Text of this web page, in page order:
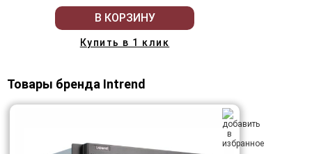
В КОРЗИНУ
Купить в 1 клик
Товары бренда Intrend